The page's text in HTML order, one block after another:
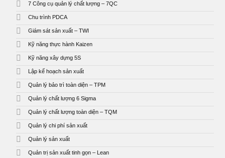
7 Công cụ quản lý chất lượng – 7QC
Chu trình PDCA
Giám sát sản xuất – TWI
Kỹ năng thực hành Kaizen
Kỹ năng xây dựng 5S
Lập kế hoạch sản xuất
Quản lý bảo trì toàn diện – TPM
Quản lý chất lượng 6 Sigma
Quản lý chất lượng toàn diện – TQM
Quản lý chi phí sản xuất
Quản lý sản xuất
Quản trị sản xuất tinh gọn – Lean